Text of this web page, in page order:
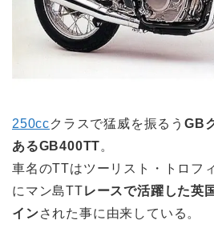
250ccクラスで猛威を振るう GB
あるGB400TT。
車名のTTはツーリスト・トロフ
にマン島TTレースで活躍した英
インされた事に由来している。